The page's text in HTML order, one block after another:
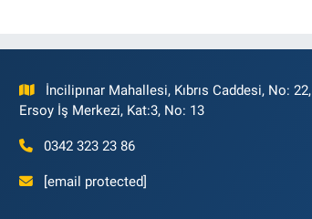
İncilipınar Mahallesi, Kıbrıs Caddesi, No: 22,
Ersoy İş Merkezi, Kat:3, No: 13
0342 323 23 86
[email protected]